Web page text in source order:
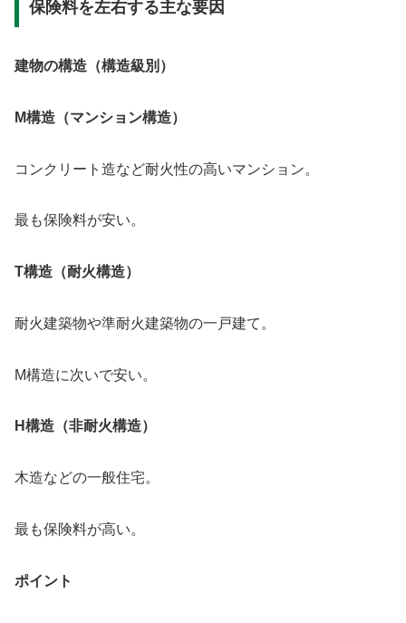
保険料を左右する主な要因
建物の構造（構造級別）
M構造（マンション構造）
コンクリート造など耐火性の高いマンション。
最も保険料が安い。
T構造（耐火構造）
耐火建築物や準耐火建築物の一戸建て。
M構造に次いで安い。
H構造（非耐火構造）
木造などの一般住宅。
最も保険料が高い。
ポイント